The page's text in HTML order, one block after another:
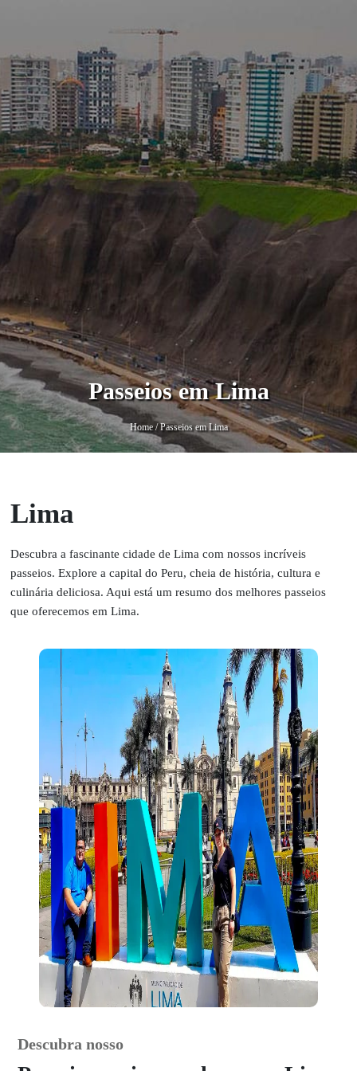
Passeios em Lima
Home/Passeios em Lima
Lima
Descubra a fascinante cidade de Lima com nossos incríveis
passeios. Explore a capital do Peru, cheia de história, cultura e
culinária deliciosa. Aqui está um resumo dos melhores passeios
que oferecemos em Lima.
Descubra nosso